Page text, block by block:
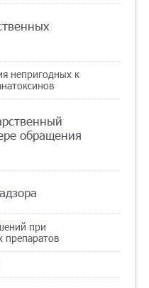
непригодных к
обращения
при
препаратов